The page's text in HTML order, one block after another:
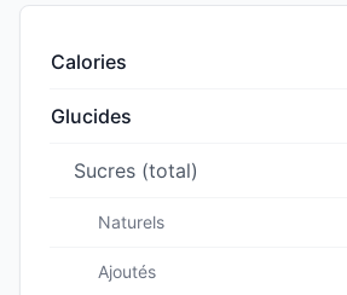
Calories
Glucides
Sucres (total)
Naturels
Ajoutés